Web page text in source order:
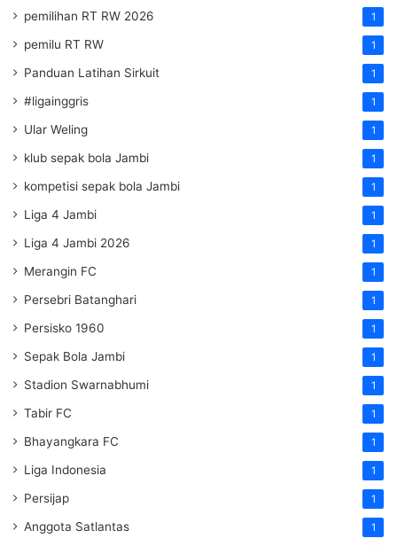
pemilihan RT RW 2026 1
pemilu RT RW 1
Panduan Latihan Sirkuit 1
#ligainggris 1
Ular Weling 1
klub sepak bola Jambi 1
kompetisi sepak bola Jambi 1
Liga 4 Jambi 1
Liga 4 Jambi 2026 1
Merangin FC 1
Persebri Batanghari 1
Persisko 1960 1
Sepak Bola Jambi 1
Stadion Swarnabhumi 1
Tabir FC 1
Bhayangkara FC 1
Liga Indonesia 1
Persijap 1
Anggota Satlantas 1